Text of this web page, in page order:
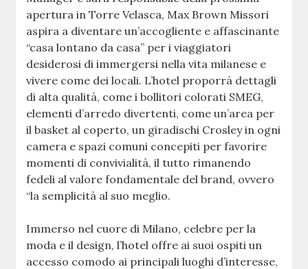
apertura in Torre Velasca, Max Brown Missori
aspira a diventare un’accogliente e affascinante
“casa lontano da casa” per i viaggiatori
desiderosi di immergersi nella vita milanese e
vivere come dei locali. L’hotel proporrà dettagli
di alta qualità, come i bollitori colorati SMEG,
elementi d’arredo divertenti, come un’area per
il basket al coperto, un giradischi Crosley in ogni
camera e spazi comuni concepiti per favorire
momenti di convivialità, il tutto rimanendo
fedeli al valore fondamentale del brand, ovvero
“la semplicità al suo meglio.
Immerso nel cuore di Milano, celebre per la
moda e il design, l’hotel offre ai suoi ospiti un
accesso comodo ai principali luoghi d’interesse,